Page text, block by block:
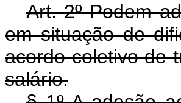
Art. 2º Podem
em situação de
acordo coletivo de
salário.